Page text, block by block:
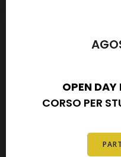
OPEN
CORSO PER